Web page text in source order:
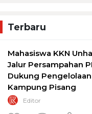
Terbaru
Mahasiswa KKN
Jalur Persampahan
Dukung
Kampung Pisang
Editor